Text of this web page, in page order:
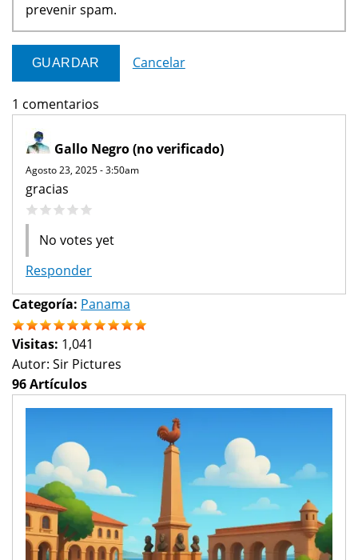
prevenir spam.
Cancelar
1 comentarios
Gallo Negro (no verificado)
Agosto 23, 2025 - 3:50am
gracias
No votes yet
Responder
Categoría: Panama
Visitas: 1,041
Autor: Sir Pictures
96 Artículos